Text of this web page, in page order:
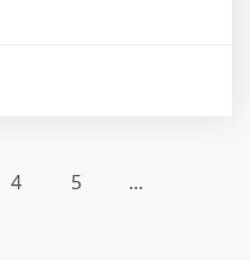
4 5 ...